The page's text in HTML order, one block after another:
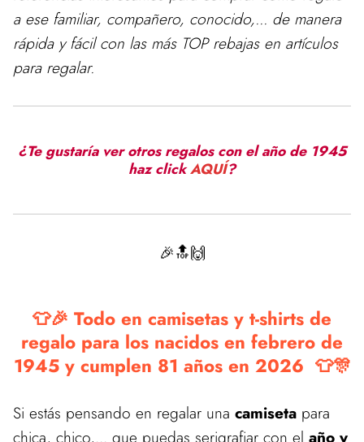
a ese familiar, compañero, conocido,... de manera
rápida y fácil con las más TOP rebajas en artículos
para regalar.
¿Te gustaría ver otros regalos con el año de 1945
haz clickAQUÍ?
🎉🔝🙌
👕🎉 Todo en camisetas y t-shirts de
regalo para los nacidos en febrero de
1945 y cumplen 81 años en 2026 👕🎊
Si estás pensando en regalar una camiseta para
chica, chico,... que puedas serigrafiar con el año y